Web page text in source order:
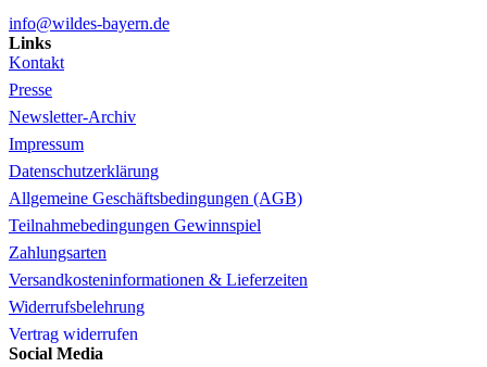
info@wildes-bayern.de
Links
Kontakt
Presse
Newsletter-Archiv
Impressum
Datenschutzerklärung
Allgemeine Geschäftsbedingungen (AGB)
Teilnahmebedingungen Gewinnspiel
Zahlungsarten
Versandkosteninformationen & Lieferzeiten
Widerrufsbelehrung
Vertrag widerrufen
Social Media